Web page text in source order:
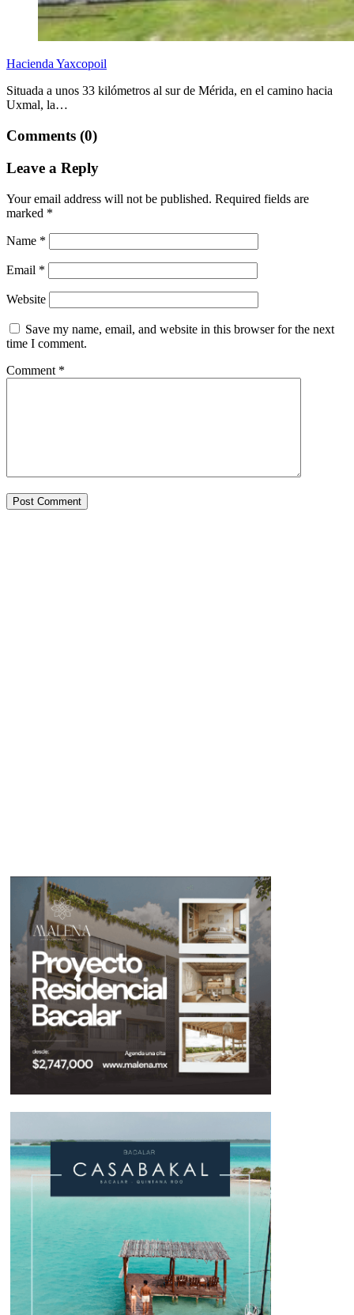
Hacienda Yaxcopoil
Situada a unos 33 kilómetros al sur de Mérida, en el camino hacia
Uxmal, la…
Comments (0)
Leave a Reply
Your email address will not be published. Required fields are
marked *
Name *
Email *
Website
Save my name, email, and website in this browser for the next
time I comment.
Comment *